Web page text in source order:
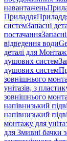
навантажень
Приладдя
системЗапасні
постачання
відведення води
деталі для
душових систем
душових систем
зовнішнього
унітазів, з
зовнішнього
напівнизький
напівнизький
монтажу для
для Змивні бачки